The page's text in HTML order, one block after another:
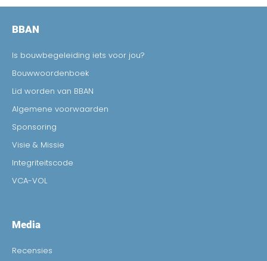
BBAN
Is bouwbegeleiding iets voor jou?
Bouwwoordenboek
Lid worden van BBAN
Algemene voorwaarden
Sponsoring
Visie & Missie
Integriteitscode
VCA-VOL
Media
Recensies